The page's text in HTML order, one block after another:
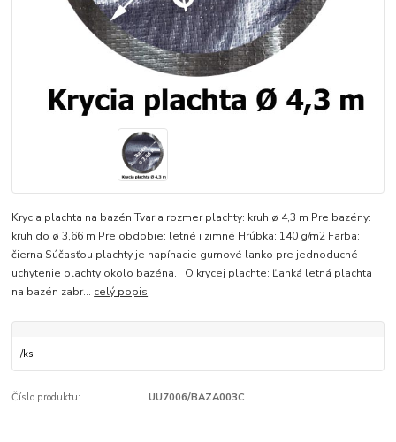
Krycia plachta na bazén Tvar a rozmer plachty: kruh ø 4,3 m Pre bazény:
kruh do ø 3,66 m Pre obdobie: letné i zimné Hrúbka: 140 g/m2 Farba:
čierna Súčasťou plachty je napínacie gumové lanko pre jednoduché
uchytenie plachty okolo bazéna. O krycej plachte: Ľahká letná plachta
na bazén zabr... celý popis
/ks
Číslo produktu: UU7006/BAZA003C